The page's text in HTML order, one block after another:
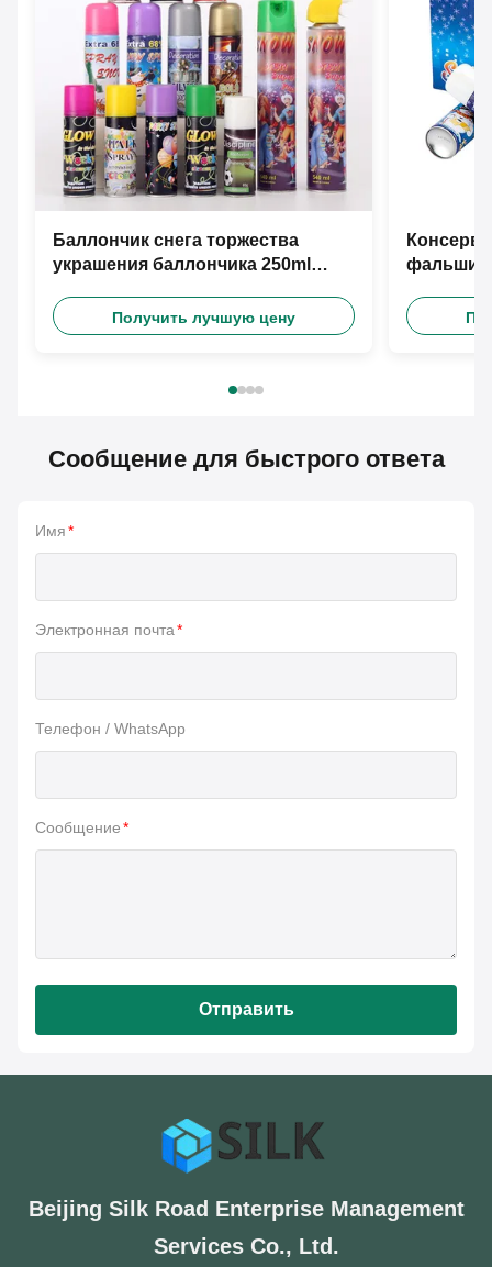
Баллончик снега торжества
украшения баллончика 250ml
Получить лучшую цену
Сообщение для быстрого ответа
Имя*
Электронная почта*
Телефон / WhatsApp
Сообщение*
Отправить
Beijing Silk Road Enterprise Management
Services Co., Ltd.